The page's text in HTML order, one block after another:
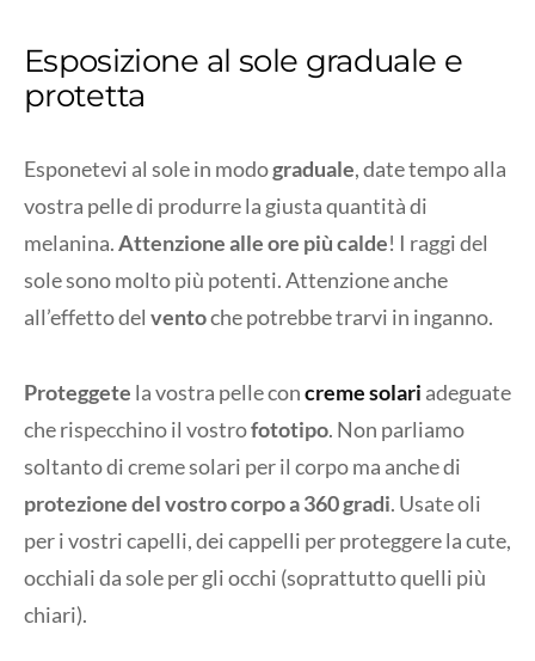
Esposizione al sole graduale e
protetta
Esponetevi al sole in modograduale, date tempo alla
vostra pelle di produrre la giusta quantità di
melanina.Attenzione alle ore più calde! I raggi del
sole sono molto più potenti. Attenzione anche
all’effetto del ventoche potrebbe trarvi in inganno.
Proteggete la vostra pelle concreme solari adeguate
che rispecchino il vostrofototipo. Non parliamo
soltanto di creme solari per il corpo ma anche di
protezione del vostro corpo a 360 gradi. Usate oli
per i vostri capelli, dei cappelli per proteggere la cute,
occhiali da sole per gli occhi (soprattutto quelli più
chiari).